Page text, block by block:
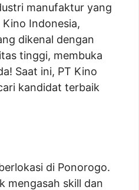
manufaktur yang
Indonesia,
dikenal dengan
tinggi, membuka
Saat ini, PT Kino
kandidat terbaik
di Ponorogo.
mengasah skill dan